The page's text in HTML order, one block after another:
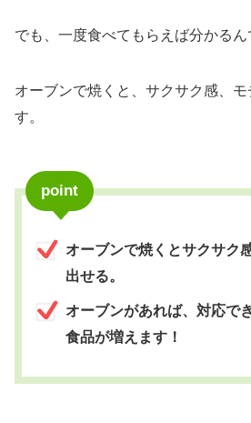
でも、一度食べてもらえば分かるん
オーブンで焼くと、サクサク感、
す。
point
オーブンで焼くとサクサク
出せる。
オーブンがあれば、対応で
食品が増えます！